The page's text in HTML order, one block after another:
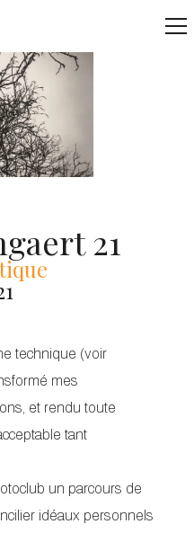
21
technique (voir
mes
et rendu toute
tant
un parcours de
idéaux personnels